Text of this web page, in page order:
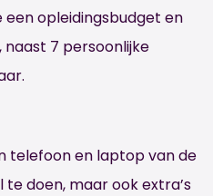
een opleidingsbudget en
7 persoonlijke
telefoon en laptop van de
doen, maar ook extra’s